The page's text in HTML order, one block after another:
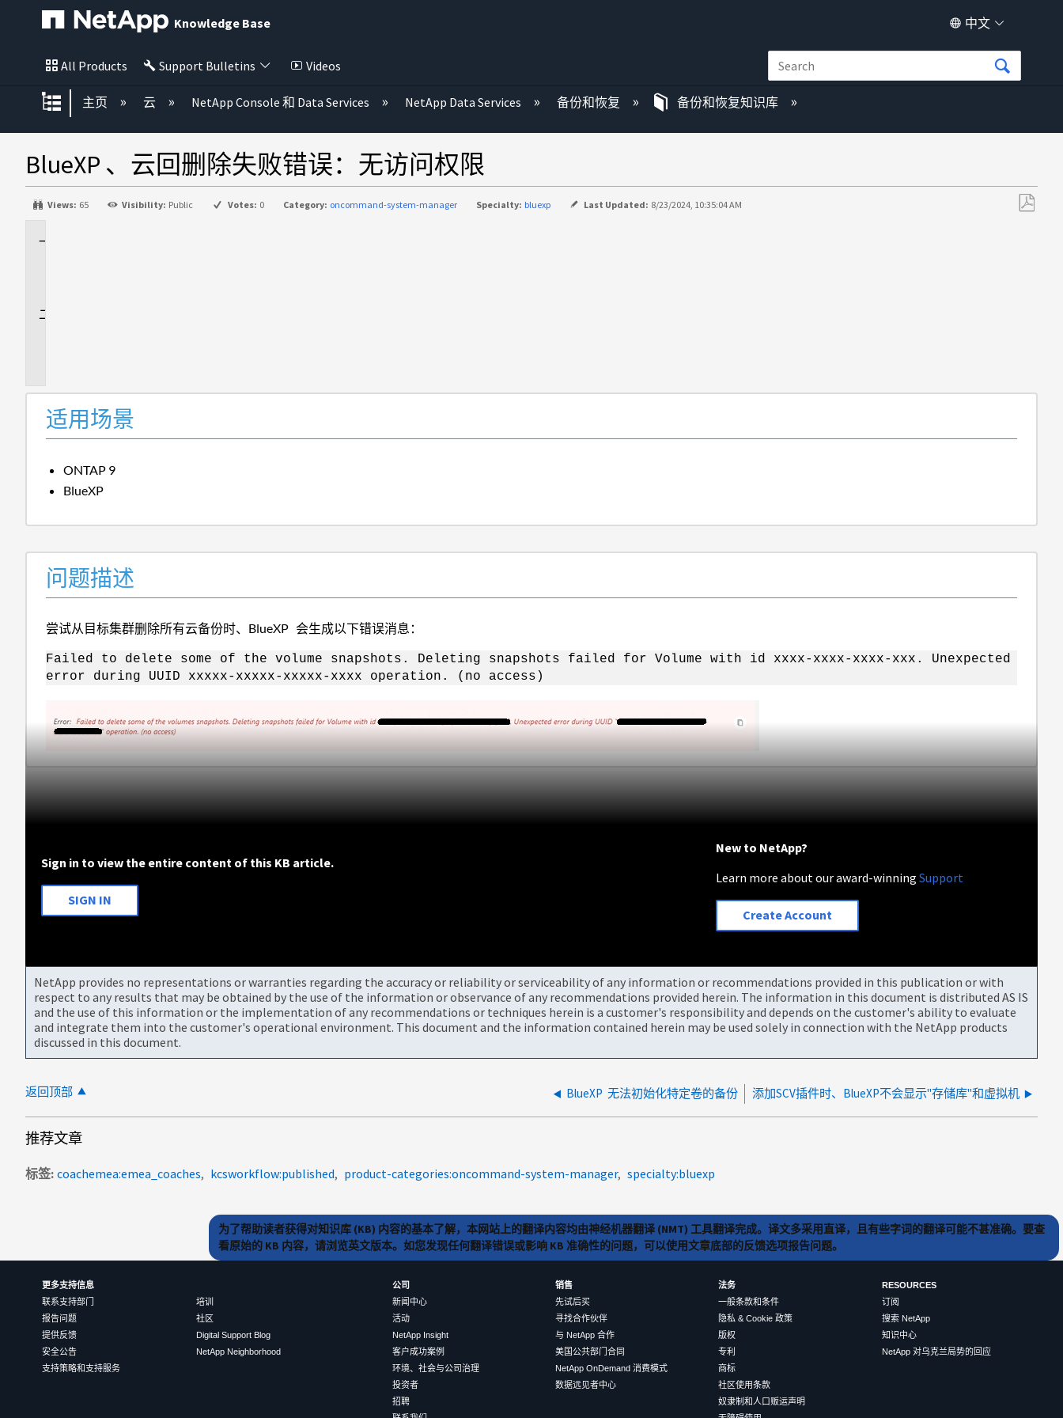
Knowledge Base 中文
All Products Support Bulletins Videos
扩展/隐缩全局层次
主页 云 NetApp Console 和 Data Services NetApp Data Services 备份和恢复 备份和恢复知识库
BlueXP 、云回删除失败错误：无访问权限
Views: 65 Visibility: Public Votes: 0 Category: oncommand-system-manager Specialty: bluexp Last Updated: 8/23/2024, 10:35:04 AM
适用场景
ONTAP 9
BlueXP
问题描述
尝试从目标集群删除所有云备份时、BlueXP 会生成以下错误消息：
Failed to delete some of the volume snapshots. Deleting snapshots failed for Volume with id xxxx-xxxx-xxxx-xxx. Unexpected
error during UUID xxxxx-xxxxx-xxxxx-xxxx operation. (no access)
Sign in to view the entire content of this KB article.
SIGN IN
New to NetApp?
Learn more about our award-winningSupport
Create Account
NetApp provides no representations or warranties regarding the accuracy or reliability or serviceability of any information or recommendations provided in this publication or with
respect to any results that may be obtained by the use of the information or observance of any recommendations provided herein. The information in this document is distributed AS IS
and the use of this information or the implementation of any recommendations or techniques herein is a customer's responsibility and depends on the customer's ability to evaluate
and integrate them into the customer's operational environment. This document and the information contained herein may be used solely in connection with the NetApp products
discussed in this document.
返回顶部 BlueXP 无法初始化特定卷的备份 添加SCV插件时、BlueXP不会显示"存储库"和虚拟机
推荐文章
标签 coachemea:emea_coaches kcsworkflow:published product-categories:oncommand-system-manager specialty:bluexp
为了帮助读者获得对知识库 (KB) 内容的基本了解，本网站上的翻译内容均由神经机器翻译 (NMT) 工具翻译完成。译文多采用直译，且有些字词的翻译可能不甚准确。要查
看原始的 KB 内容，请浏览英文版本。如您发现任何翻译错误或影响 KB 准确性的问题，可以使用文章底部的反馈选项报告问题。
更多支持信息
联系支持部门
报告问题
提供反馈
安全公告
支持策略和支持服务
培训
社区
Digital Support Blog
NetApp Neighborhood
公司
新闻中心
活动
NetApp Insight
客户成功案例
环境、社会与公司治理
投资者
招聘
销售
先试后买
寻找合作伙伴
与 NetApp 合作
美国公共部门合同
NetApp OnDemand 消费模式
数据远见者中心
法务
一般条款和条件
隐私 & Cookie 政策
版权
专利
商标
社区使用条款
奴隶制和人口贩运声明
RESOURCES
订阅
搜索 NetApp
知识中心
NetApp 对乌克兰局势的回应